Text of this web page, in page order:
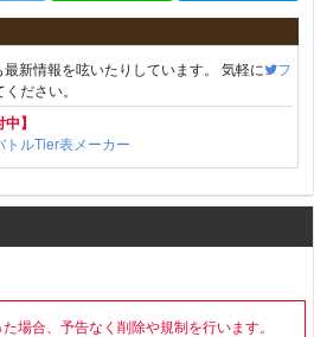
最新情報を呟いたりしています。 気軽に
フ
ください。
】
トルTier表メーカー
場合、予告なく削除や規制を行います。